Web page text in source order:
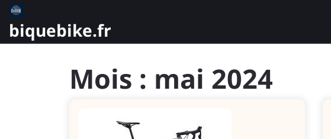
Skip
content
biquebike.fr
Mois : mai 2024